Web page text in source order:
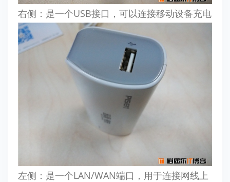
右侧：是一个USB接口，可以连接移动设备充电
左侧：是一个LAN/WAN端口，用于连接网线上